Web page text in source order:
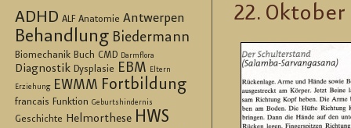
ADHD ALF Anatomie Antwerpen
Behandlung Biedermann
Biomechanik Buch CMD Darmflora
Diagnostik Dysplasie EBM Eltern
Erziehung EWMM Fortbildung
francais Funktion Geburtshindernis
Geschichte Helmorthese HWS
22. Ok­to­ber